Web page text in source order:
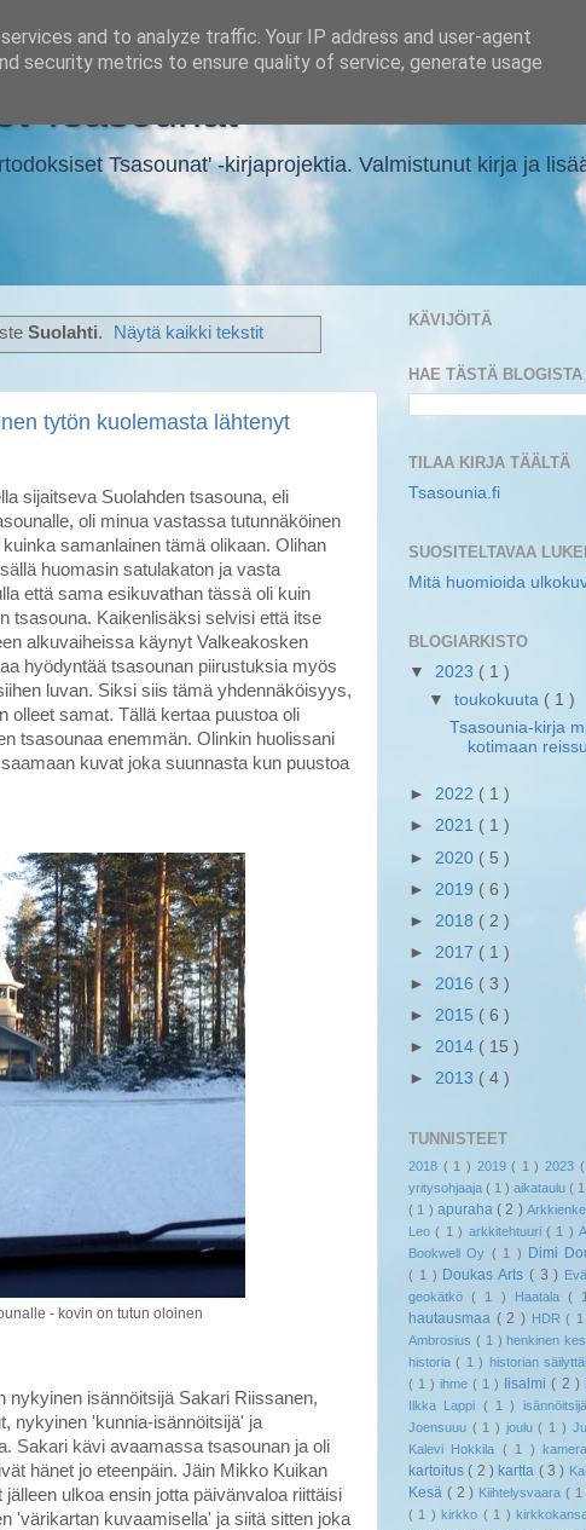
Tsasounat
Tsasounat' -kirjaprojektia. Valmistunut kirja ja
Suolahti. Näytä kaikki tekstit
tytön kuolemasta lähtenyt
sijaitseva Suolahden tsasouna, eli
oli minua vastassa tutunnäköinen
samanlainen tämä olikaan. Olihan
huomasin satulakaton ja vasta
että sama esikuvathan tässä oli kuin
tsasouna. Kaikenlisäksi selvisi että itse
alkuvaiheissa käynyt Valkeakosken
hyödyntää tsasounan piirustuksia myös
luvan. Siksi siis tämä yhdennäköisyys,
olleet samat. Tällä kertaa puustoa oli
tsasounaa enemmän. Olinkin huolissani
kuvat joka suunnasta kun puustoa
- kovin on tutun oloinen
nykyinen isännöitsijä Sakari Riissanen,
nykyinen 'kunnia-isännöitsijä' ja
Sakari kävi avaamassa tsasounan ja oli
hänet jo eteenpäin. Jäin Mikko Kuikan
ulkoa ensin jotta päivänvaloa riittäisi
'värikartan kuvaamisella' ja siitä sitten joka
KÄVIJÖITÄ
HAE TÄSTÄ BLOGISTA
TILAA KIRJA TÄÄLTÄ
Tsasounia.fi
SUOSITELTAVAA
Mitä huomioida
BLOGIARKISTO
▼ 2023 ( 1 )
▼toukokuuta ( 1 )
Tsasounia-kirja
kotimaan
► 2022 ( 1 )
► 2021 ( 1 )
► 2020 ( 5 )
► 2019 ( 6 )
► 2018 ( 2 )
► 2017 ( 1 )
► 2016 ( 3 )
► 2015 ( 6 )
► 2014 ( 15 )
► 2013 ( 4 )
TUNNISTEET
2018 ( 1 ) 2019( 1 ) 2023
yritysohjaaja ( 1 ) aikataulu (
( 1 ) apuraha ( 2 )
Leo( 1 ) arkkitehtuuri ( 1 )
Bookwell Oy ( 1 ) Dimi
( 1 ) Doukas Arts ( 3 )
geokätkö( 1 ) Haatala (
hautausmaa ( 2 ) HDR( 1
Ambrosius ( 1 ) henkinen
historia( 1 ) historian
( 1 )ihme( 1 ) Iisalmi( 2 )
Ilkka Lappi ( 1 ) isännöitsijä
Joensuuu ( 1 ) joulu( 1 )
Kalevi Hokkila ( 1 )
kartoitus( 2 ) kartta ( 3 )
Kesä ( 2 ) Kiihtelysvaara ( 1
( 1 ) kirkko ( 1 )
and to analyze traffic. Your IP address and user-agent
security metrics to ensure quality of service, generate usage